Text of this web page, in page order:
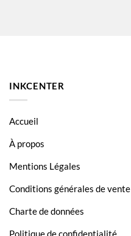
INKCENTER
Accueil
À propos
Mentions Légales
Conditions générales de vente
Charte de données
Politique de confidentialité